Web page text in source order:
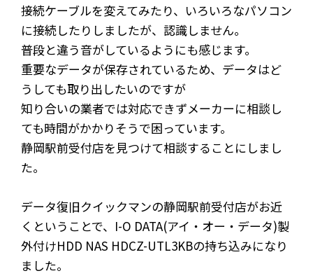
接続ケーブルを変えてみたり、いろいろなパソコン
に接続したりしましたが、認識しません。
普段と違う音がしているようにも感じます。
重要なデータが保存されているため、データはど
うしても取り出したいのですが
知り合いの業者では対応できずメーカーに相談し
ても時間がかかりそうで困っています。
静岡駅前受付店を見つけて相談することにしまし
た。
データ復旧クイックマンの静岡駅前受付店がお近
くということで、I-O DATA(アイ・オー・データ)製
外付けHDD NAS HDCZ-UTL3KBの持ち込みになり
ました。